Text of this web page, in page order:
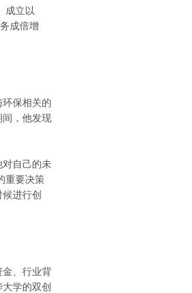
成立以
成倍增
保相关的
间，他发现
对自己的未
重要决策
进行创
金、行业背
学的双创